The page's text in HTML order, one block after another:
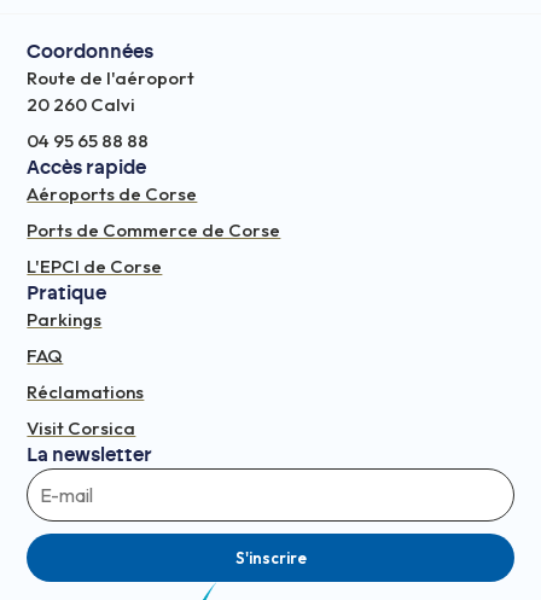
Coordonnées
Route de l'aéroport
20 260 Calvi
04 95 65 88 88
Accès rapide
Aéroports de Corse
Ports de Commerce de Corse
L'EPCI de Corse
Pratique
Parkings
FAQ
Réclamations
Visit Corsica
La newsletter
S'inscrire